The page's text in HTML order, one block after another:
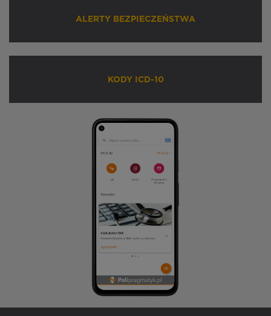
ALERTY BEZPIECZEŃSTWA
KODY ICD-10